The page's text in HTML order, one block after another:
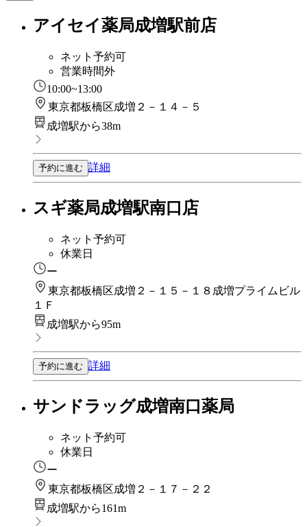
アイセイ薬局成増駅前店
ネット予約可
営業時間外
10:00~13:00
東京都板橋区成増２－１４－５
成増駅から38m
予約に進む 詳細
スギ薬局成増駅南口店
ネット予約可
休業日
ー
東京都板橋区成増２－１５－１８成増プライムビル
１Ｆ
成増駅から95m
予約に進む 詳細
サンドラッグ成増南口薬局
ネット予約可
休業日
ー
東京都板橋区成増２－１７－２２
成増駅から161m